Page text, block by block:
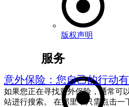
版权声明
服务
意外保险：您自己的行动
如果您正在寻找意外保险，通常可
站进行搜索。 在那里，只需点击一